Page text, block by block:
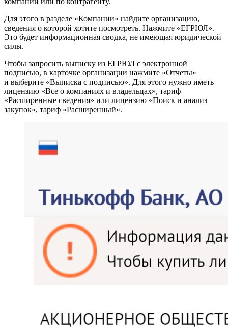
Для этого в разделе «Компании» найдите организацию,
сведения о которой хотите посмотреть. Нажмите «ЕГРЮЛ».
Это будет информационная сводка, не имеющая юридической
силы.
Чтобы запросить выписку из ЕГРЮЛ с электронной
подписью, в карточке организации нажмите «Отчеты»
и выберите «Выписка с подписью». Для этого нужно иметь
лицензию «Все о компаниях и владельцах», тариф
«Расширенные сведения» или лицензию «Поиск и анализ
закупок», тариф «Расширенный».